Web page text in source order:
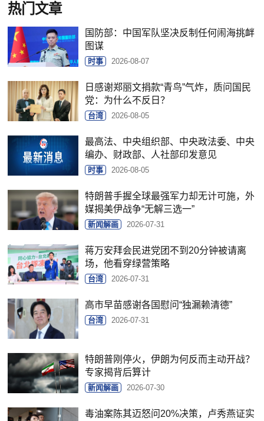
热门文章
国防部：中国军队坚决反制任何闹海挑衅
图谋
时事 2026-08-07
日感谢郑丽文捐款“青鸟”气炸，质问国民
党：为什么不反日？
台湾 2026-08-05
最高法、中央组织部、中央政法委、中央
编办、财政部、人社部印发意见
时事 2026-08-05
特朗普手握全球最强军力却无计可施，外
媒揭美伊战争“无解三选一”
新闻解画 2026-07-31
蒋万安拜会民进党团不到20分钟被请离
场，他看穿绿营策略
台湾 2026-07-31
高市早苗感谢各国慰问“独漏赖清德”
台湾 2026-07-31
特朗普刚停火，伊朗为何反而主动开战？
专家揭背后算计
新闻解画 2026-07-30
毒油案陈其迈怒问20%决策，卢秀燕证实